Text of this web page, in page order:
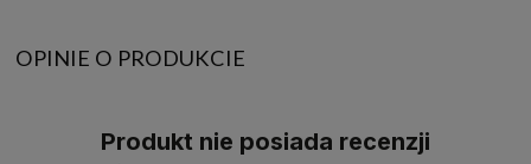
OPINIE O PRODUKCIE
Produkt nie posiada recenzji